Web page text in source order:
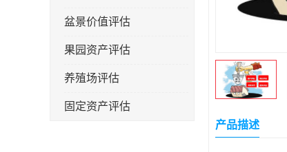
盆景价值评估
果园资产评估
养殖场评估
固定资产评估
产品描述